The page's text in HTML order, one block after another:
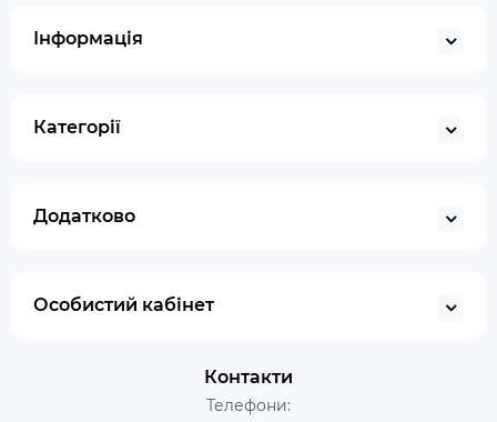
Інформація
Категорії
Додатково
Особистий кабінет
Контакти
Телефони: